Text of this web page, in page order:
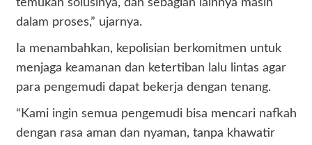
temukan solusinya, dan sebagian lainnya masih
dalam proses,” ujarnya.
Ia menambahkan, kepolisian berkomitmen untuk
menjaga keamanan dan ketertiban lalu lintas agar
para pengemudi dapat bekerja dengan tenang.
“Kami ingin semua pengemudi bisa mencari nafkah
dengan rasa aman dan nyaman, tanpa khawatir